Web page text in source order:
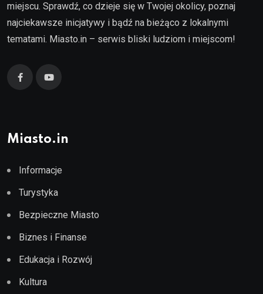
miejscu. Sprawdź, co dzieje się w Twojej okolicy, poznaj
najciekawsze inicjatywy i bądź na bieżąco z lokalnymi
tematami. Miasto.in – serwis bliski ludziom i miejscom!
Miasto.in
Informacje
Turystyka
Bezpieczne Miasto
Biznes i Finanse
Edukacja i Rozwój
Kultura